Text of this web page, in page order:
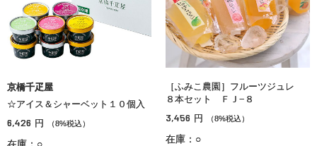
京橋千疋屋
☆アイス＆シャーベット１０個入
6,426 円 （8%税込）
在庫：○
［ふみこ農園］フルーツジュレ
８本セット ＦＪ−８
3,456 円 （8%税込）
在庫：○